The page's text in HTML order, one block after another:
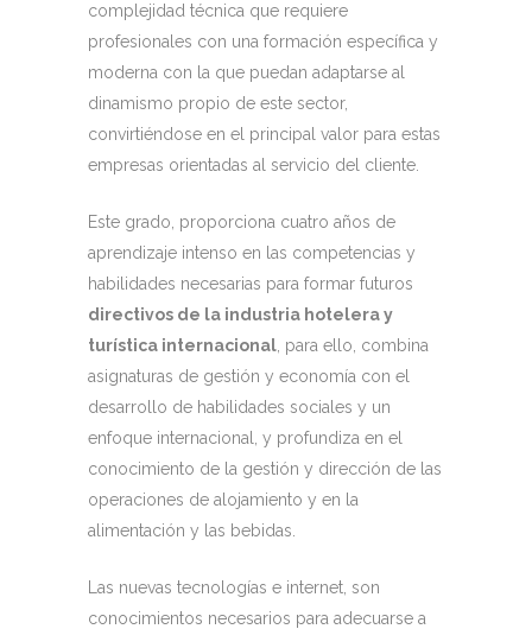
complejidad técnica que requiere
profesionales con una formación específica y
moderna con la que puedan adaptarse al
dinamismo propio de este sector,
convirtiéndose en el principal valor para estas
empresas orientadas al servicio del cliente.
Este grado, proporciona cuatro años de
aprendizaje intenso en las competencias y
habilidades necesarias para formar futuros
directivos de la industria hotelera y
turística internacional , para ello, combina
asignaturas de gestión y economía con el
desarrollo de habilidades sociales y un
enfoque internacional, y profundiza en el
conocimiento de la gestión y dirección de las
operaciones de alojamiento y en la
alimentación y las bebidas.
Las nuevas tecnologías e internet, son
conocimientos necesarios para adecuarse a